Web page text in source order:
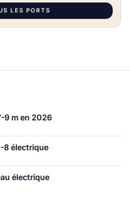
LES PORTS
9 m en 2026
8 électrique
électrique